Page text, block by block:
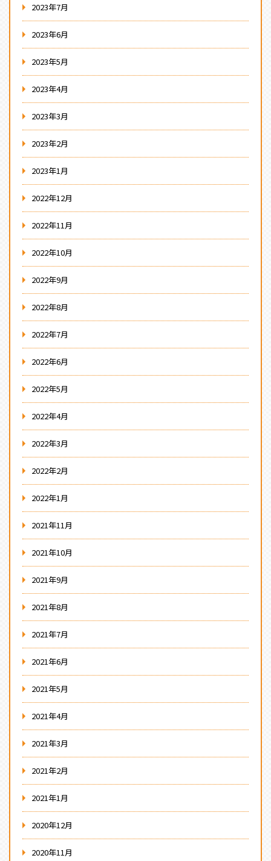
2023年7月
2023年6月
2023年5月
2023年4月
2023年3月
2023年2月
2023年1月
2022年12月
2022年11月
2022年10月
2022年9月
2022年8月
2022年7月
2022年6月
2022年5月
2022年4月
2022年3月
2022年2月
2022年1月
2021年11月
2021年10月
2021年9月
2021年8月
2021年7月
2021年6月
2021年5月
2021年4月
2021年3月
2021年2月
2021年1月
2020年12月
2020年11月